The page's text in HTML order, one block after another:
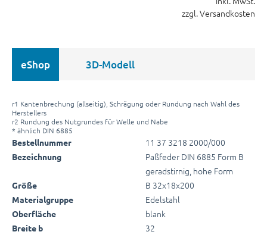
zzgl. Versandkosten
eShop 3D-Modell
r1 Kantenbrechung (allseitig), Schrägung oder Rundung nach Wahl des
Herstellers
r2 Rundung des Nutgrundes für Welle und Nabe
* ähnlich DIN 6885
Bestellnummer 11 37 3218 2000/000
Bezeichnung
Paßfeder DIN 6885 Form B
geradstirnig, hohe Form
Größe B 32x18x200
Materialgruppe Edelstahl
Oberfläche blank
Breite b 32